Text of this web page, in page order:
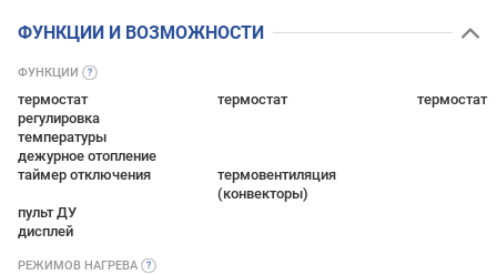
ФУНКЦИИ И ВОЗМОЖНОСТИ
ФУНКЦИИ
термостат
регулировка
температуры
дежурное отопление
таймер отключения
пульт ДУ
дисплей
термостат
термовентиляция
(конвекторы)
термостат
РЕЖИМОВ НАГРЕВА